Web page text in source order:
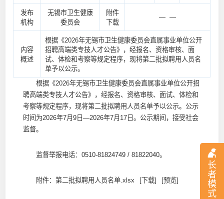
长
者
模
式
发布
机构
无锡市卫生健康
委员会
附件
下载
— —
内容
概述
根据《2026年无锡市卫生健康委员会直属事业单位公开
招聘高端类专技人才公告》，经报名、资格审核、面
试、体检和考察等规定程序，现将第二批拟聘用人员名
单予以公示。
根据《2026年无锡市卫生健康委员会直属事业单位公开招
聘高端类专技人才公告》，经报名、资格审核、面试、体检和
考察等规定程序，现将第二批拟聘用人员名单予以公示。公示
时间为2026年7月9日—2026年7月17日。公示期间，接受社会
监督。
监督举报电话：0510-81824749 / 81822040。
附件：第二批拟聘用人员名单.xlsx [下载] [预览]